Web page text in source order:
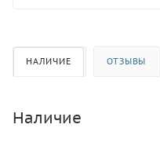
НАЛИЧИЕ ОТЗЫВЫ
Наличие